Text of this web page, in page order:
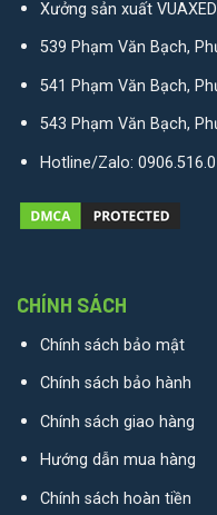
Xưởng sản xuất
539 Phạm Văn Bạch,
541 Phạm Văn Bạch,
543 Phạm Văn Bạch,
Hotline/Zalo:
CHÍNH SÁCH
Chính sách bảo mật
Chính sách bảo hành
Chính sách giao hàng
Hướng dẫn mua hàng
Chính sách hoàn tiền